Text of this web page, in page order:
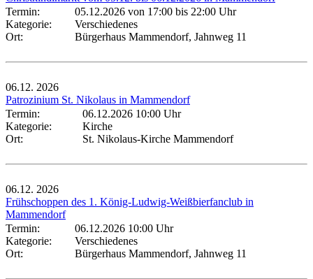
Termin:
05.12.2026 von 17:00 bis 22:00 Uhr
Kategorie:
Verschiedenes
Ort:
Bürgerhaus Mammendorf, Jahnweg 11
06.12. 2026
Patrozinium St. Nikolaus in Mammendorf
Termin:
06.12.2026 10:00 Uhr
Kategorie:
Kirche
Ort:
St. Nikolaus-Kirche Mammendorf
06.12. 2026
Frühschoppen des 1. König-Ludwig-Weißbierfanclub in
Mammendorf
Termin:
06.12.2026 10:00 Uhr
Kategorie:
Verschiedenes
Ort:
Bürgerhaus Mammendorf, Jahnweg 11